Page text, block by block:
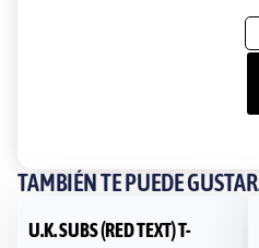
TAMBIÉN TE PUEDE
U.K. SUBS (RED TEXT) T-